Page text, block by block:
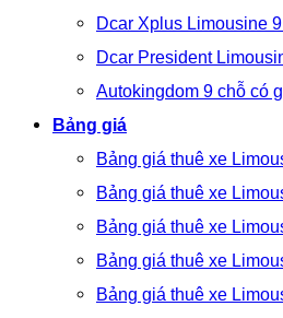
Dcar Xplus Limousine
Dcar President
Autokingdom 9 chỗ có
Bảng giá
Bảng giá thuê xe
Bảng giá thuê xe
Bảng giá thuê xe
Bảng giá thuê xe
Bảng giá thuê xe